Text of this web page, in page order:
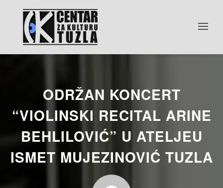
ODRŽAN KONCERT
“VIOLINSKI RECITAL ARINE
BEHLILOVIĆ” U ATELJEU
ISMET MUJEZINOVIĆ TUZLA